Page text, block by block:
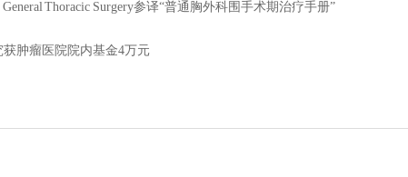
Thoracic Surgery参译“普通胸外科围手术期治疗手册”
肿瘤医院院内基金4万元